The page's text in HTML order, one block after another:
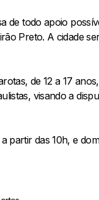
de todo apoio
Preto. A cidade
de 12 a 17
visando a
partir das 10h, e